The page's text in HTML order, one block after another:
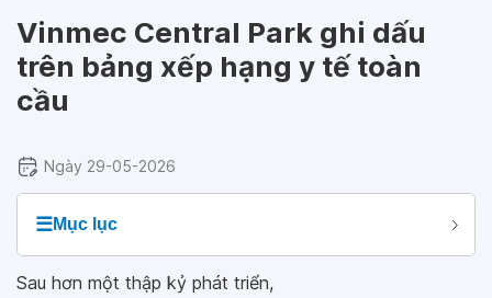
Vinmec Central Park ghi dấu
trên bảng xếp hạng y tế toàn
cầu
Ngày 29-05-2026
☰Mục lục
Sau hơn một thập kỷ phát triển,